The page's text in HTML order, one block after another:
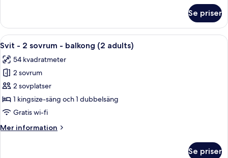
adults)
-
balkong
-
mot
trädgården
adults)
Se priser
Öppna
alla
foton
för
Svit
-
2
-
Minibar, värdeförvaringsskåp på
17
Svit - 2 sovrum - balkong (2 adults)
54 kvadratmeter
2 sovrum
2 sovplatser
1 kingsize-säng och 1 dubbelsäng
Gratis wi-fi
Mer information
Mer
Se priser